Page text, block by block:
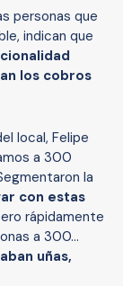
personas que
indican que
los cobros
local, Felipe
a 300
la
con estas
rápidamente
a 300...
uñas,